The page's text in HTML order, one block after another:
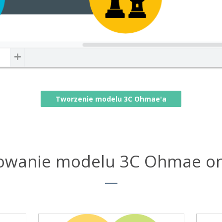
Tworzenie modelu 3C Ohmae'a
modelu 3C Ohmae